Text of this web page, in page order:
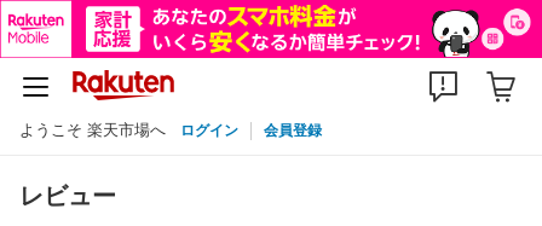
ようこそ 楽天市場へ ログイン 会員登録
レビュー